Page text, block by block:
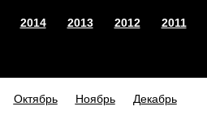
2014 2013 2012 2011
Октябрь Ноябрь Декабрь